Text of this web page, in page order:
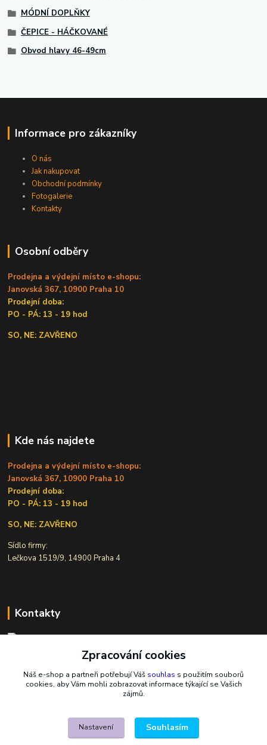
MÓDNÍ DOPLŇKY
ČEPICE - HÁČKOVANÉ
Obvod hlavy 46-49cm
Informace pro zákazníky
O nás
Jak nakupovat
Obchodní podmínky
Fotogalerie
Kontakty
Osobní odběry
Prodejna a výdejní místo e-shopu:
Janovská 367, 10900 Praha 10
Prodejní doba:
PO - PÁ: 13 - 19 hod
SO, NE: ZAVŘENO
Kde nás najdete
Prodejna a výdejní místo e-shopu:
Janovská 367, 10900 Praha 10
Prodejní doba:
PO - PÁ: 13 - 19 hod
SO, NE: ZAVŘENO
Sídlo firmy:
Lečkova 1519/9, 14900 Praha 4
Kontakty
Ivana Šiková
+420 607 146 238
Po-Pá, 8-18 hod.
Zpracování cookies
Náš e-shop a partneři potřebují Váš souhlas s použitím souborů
cookies, aby Vám mohli zobrazovat informace týkající se Vašich
zájmů.
Nastavení Souhlasím